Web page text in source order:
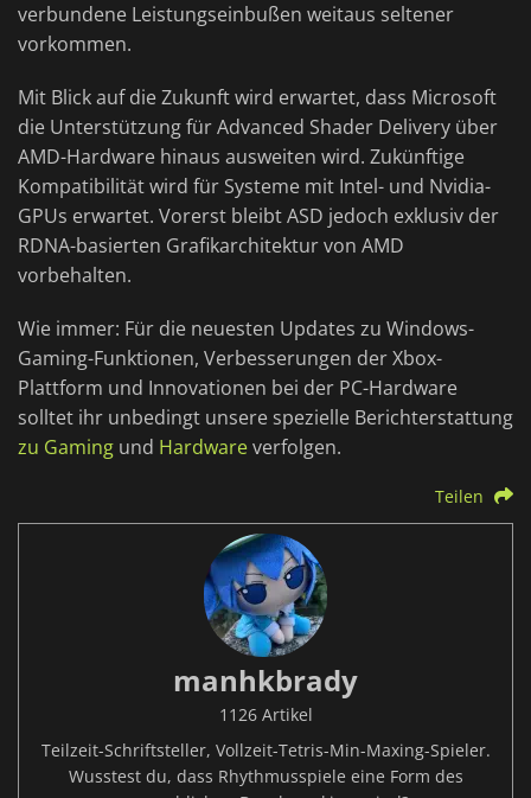
verbundene Leistungseinbußen weitaus seltener
vorkommen.
Mit Blick auf die Zukunft wird erwartet, dass Microsoft
die Unterstützung für Advanced Shader Delivery über
AMD-Hardware hinaus ausweiten wird. Zukünftige
Kompatibilität wird für Systeme mit Intel- und Nvidia-
GPUs erwartet. Vorerst bleibt ASD jedoch exklusiv der
RDNA-basierten Grafikarchitektur von AMD
vorbehalten.
Wie immer: Für die neuesten Updates zu Windows-
Gaming-Funktionen, Verbesserungen der Xbox-
Plattform und Innovationen bei der PC-Hardware
solltet ihr unbedingt unsere spezielle Berichterstattung
zu Gaming und Hardwareverfolgen.
Teilen
manhkbrady
1126 Artikel
Teilzeit-Schriftsteller, Vollzeit-Tetris-Min-Maxing-Spieler.
Wusstest du, dass Rhythmusspiele eine Form des